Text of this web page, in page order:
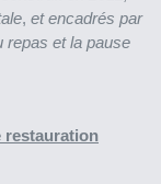
, et encadrés par
repas et la pause
restauration